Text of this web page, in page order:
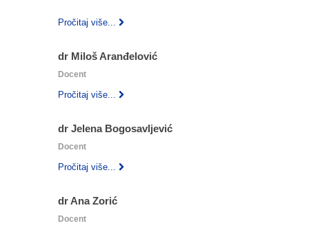
Pročitaj više...
dr Miloš Aranđelović
Docent
Pročitaj više...
dr Jelena Bogosavljević
Docent
Pročitaj više...
dr Ana Zorić
Docent